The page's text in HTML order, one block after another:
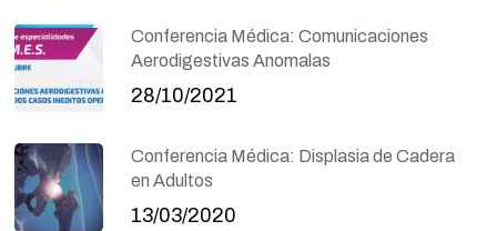
Conferencia Médica: Comunicaciones
Aerodigestivas Anomalas
28/10/2021
Conferencia Médica: Displasia de Cadera
en Adultos
13/03/2020